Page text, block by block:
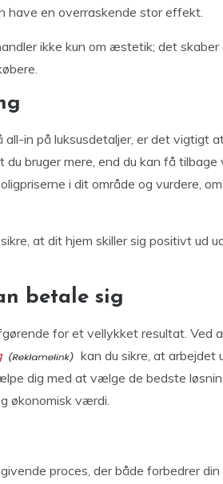
have en overraskende stor effekt.
ikke kun om æstetik; det
in på luksusdetaljer, er det vigtigt
bruger mere, end du kan få tilbage
i dit område og vurdere,
at dit hjem skiller sig positivt ud
betale sig
for et vellykket resultat. Ved
kan du sikre, at arbejdet
dig med at vælge de bedste
økonomisk værdi.
proces, der både forbedrer